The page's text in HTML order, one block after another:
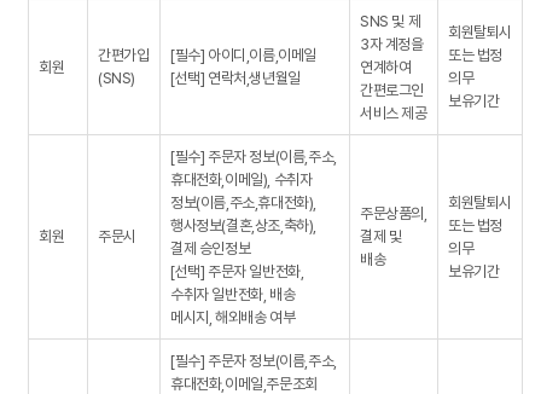
회원
간편가입
(SNS)
[필수] 아이디,이름,이메일
[선택] 연락처,생년월일
SNS 및 제
3자 계정을
연계하여
간편로그인
서비스 제공
회원탈퇴시
또는 법정
의무
보유기간
회원 주문시
[필수] 주문자 정보(이름,주소,
휴대전화,이메일), 수취자
정보(이름,주소,휴대전화),
행사정보(결혼,상조,축하),
결제 승인정보
[선택] 주문자 일반전화,
수취자 일반전화, 배송
메시지, 해외배송 여부
주문상품의,
결제 및
배송
회원탈퇴시
또는 법정
의무
보유기간
[필수] 주문자 정보(이름,주소,
휴대전화,이메일,주문조회